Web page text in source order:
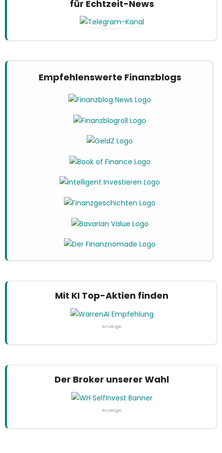
für Echtzeit-News
Empfehlenswerte Finanzblogs
Mit KI Top-Aktien finden
Anzeige
Der Broker unserer Wahl
Anzeige